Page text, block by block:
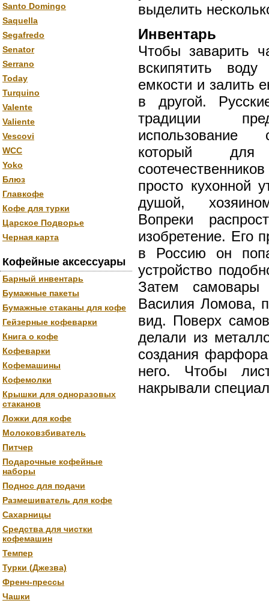
Santo Domingo
Saquella
Segafredo
Senator
Serrano
Today
Turquino
Valente
Valiente
Vescovi
WCC
Yoko
Блюз
Главкофе
Кофе для турки
Царское Подворье
Черная карта
Кофейные аксессуары
Барный инвентарь
Бумажные пакеты
Бумажные стаканы для кофе
Гейзерные кофеварки
Книга о кофе
Кофеварки
Кофемашины
Кофемолки
Крышки для одноразовых
стаканов
Ложки для кофе
Молоковзбиватель
Питчер
Подарочные кофейные
наборы
Поднос для подачи
Размешиватель для кофе
Сахарницы
Средства для чистки
кофемашин
Темпер
Турки (Джезва)
Френч-прессы
Чашки
выделить
Инвентарь
Чтобы заварить
вскипятить
емкости и залить
в другой.
традиции
использование
который
просто кухонной
душой,
Вопреки
изобретение. Его
в Россию он
устройство
Затем самовары
Василия Ломова,
вид. Поверх
делали из
создания
него. Чтобы
накрывали